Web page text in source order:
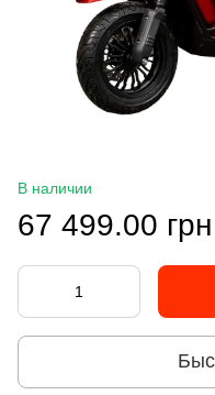
В наличии
67 499.00 грн